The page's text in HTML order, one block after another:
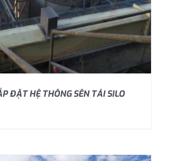
ĐẶT HỆ THÔNG SÊN TẢI SILO